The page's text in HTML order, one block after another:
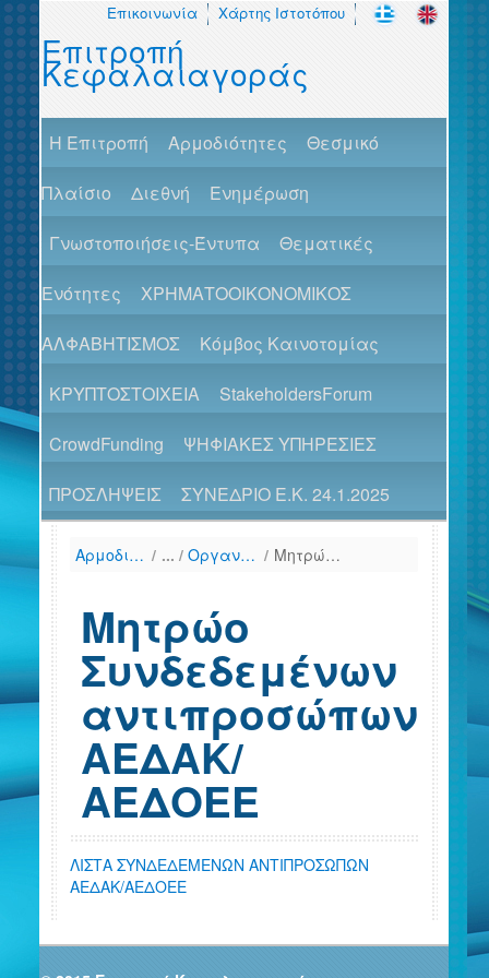
Επικοινωνία Χάρτης Ιστοτόπου
Επιτροπή
Κεφαλαιαγοράς
H Επιτροπή Αρμοδιότητες
Θεσμικό
Πλαίσιο
Διεθνή
Ενημέρωση
Γνωστοποιήσεις-Έντυπα
Θεματικές
Ενότητες
ΧΡΗΜΑΤΟΟΙΚΟΝΟΜΙΚΟΣ
ΑΛΦΑΒΗΤΙΣΜΟΣ
Κόμβος Καινοτομίας
ΚΡΥΠΤΟΣΤΟΙΧΕΙΑ
StakeholdersForum
CrowdFunding
ΨΗΦΙΑΚΕΣ ΥΠΗΡΕΣΙΕΣ
ΠΡΟΣΛΗΨΕΙΣ
ΣΥΝΕΔΡΙΟ Ε.Κ. 24.1.2025
Αρμοδιότητες / Οργανισμοί Συλλογικών Επενδύσεων σε Κινητές Αξίες (ΟΣΕΚΑ) και Διαχειριστές ΟΣΕΚΑ / Μητρώο Συνδεδεμένων αντιπροσώπων ΑΕΔΑΚ/ΑΕΔΟΕΕ
Μητρώο
Συνδεδεμένων
αντιπροσώπων
ΑΕΔΑΚ/
ΑΕΔΟΕΕ
ΛΙΣΤΑ ΣΥΝΔΕΔΕΜΕΝΩΝ ΑΝΤΙΠΡΟΣΩΠΩΝ
ΑΕΔΑΚ/ΑΕΔΟΕΕ